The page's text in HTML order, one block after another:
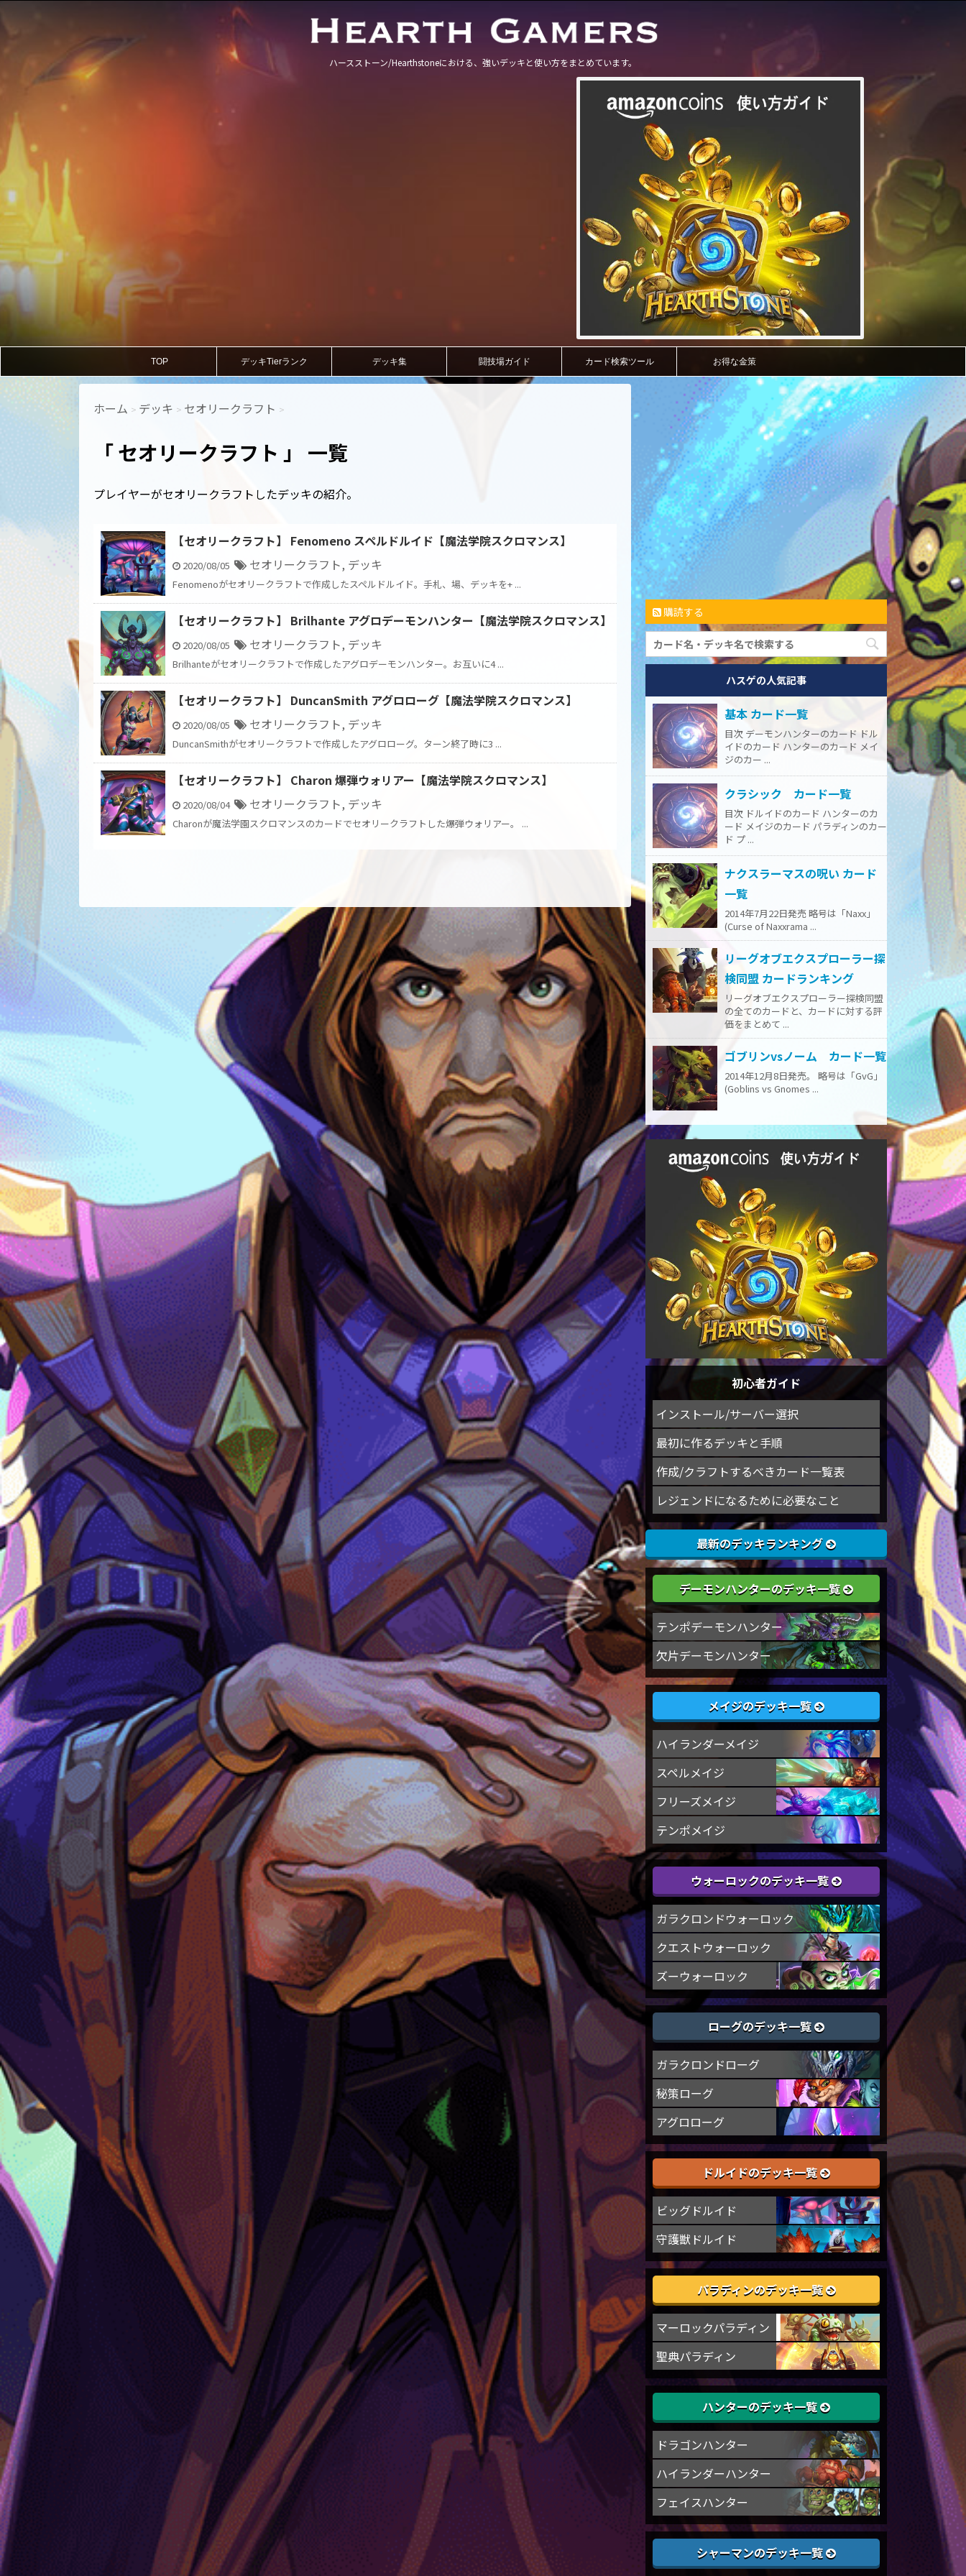
ハースストーン/Hearthstoneにおける、強いデッキと使い方をまとめています。
TOP デッキTierランク デッキ集 闘技場ガイド カード検索ツール お得な金策
ホーム > デッキ > セオリークラフト >
「 セオリークラフト 」 一覧
プレイヤーがセオリークラフトしたデッキの紹介。
【セオリークラフト】 Fenomeno スペルドルイド【魔法学院スクロマンス】
2020/08/05 セオリークラフト, デッキ
Fenomenoがセオリークラフトで作成したスペルドルイド。手札、場、デッキを+ ...
【セオリークラフト】 Brilhante アグロデーモンハンター【魔法学院スクロマンス】
2020/08/05 セオリークラフト, デッキ
Brilhanteがセオリークラフトで作成したアグロデーモンハンター。お互いに4 ...
【セオリークラフト】 DuncanSmith アグロローグ【魔法学院スクロマンス】
2020/08/05 セオリークラフト, デッキ
DuncanSmithがセオリークラフトで作成したアグロローグ。ターン終了時に3 ...
【セオリークラフト】 Charon 爆弾ウォリアー【魔法学院スクロマンス】
2020/08/04 セオリークラフト, デッキ
Charonが魔法学園スクロマンスのカードでセオリークラフトした爆弾ウォリアー。 ...
購読する
ハスゲの人気記事
基本 カード一覧
目次 デーモンハンターのカード ドル
イドのカード ハンターのカード メイ
ジのカー ...
クラシック カード一覧
目次 ドルイドのカード ハンターのカ
ード メイジのカード パラディンのカー
ド プ ...
ナクスラーマスの呪い カード
一覧
2014年7月22日発売 略号は「Naxx」
(Curse of Naxxrama ...
リーグオブエクスプローラー探
検同盟 カードランキング
リーグオブエクスプローラー探検同盟
の全てのカードと、カードに対する評
価をまとめて ...
ゴブリンvsノーム カード一覧
2014年12月8日発売。 略号は「GvG」
(Goblins vs Gnomes ...
初心者ガイド
インストール/サーバー選択
最初に作るデッキと手順
作成/クラフトするべきカード一覧表
レジェンドになるために必要なこと
最新のデッキランキング
デーモンハンターのデッキ一覧
テンポデーモンハンター
欠片デーモンハンター
メイジのデッキ一覧
ハイランダーメイジ
スペルメイジ
フリーズメイジ
テンポメイジ
ウォーロックのデッキ一覧
ガラクロンドウォーロック
クエストウォーロック
ズーウォーロック
ローグのデッキ一覧
ガラクロンドローグ
秘策ローグ
アグロローグ
ドルイドのデッキ一覧
ビッグドルイド
守護獣ドルイド
パラディンのデッキ一覧
マーロックパラディン
聖典パラディン
ハンターのデッキ一覧
ドラゴンハンター
ハイランダーハンター
フェイスハンター
シャーマンのデッキ一覧